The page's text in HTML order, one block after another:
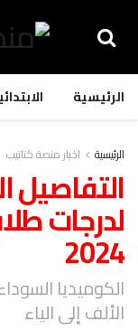
الرئيسية
الرئيسية اخبار منصة كتاتيب
التفاصيل
لدرجات
2024
الكوميديا
الألف إلى الياء